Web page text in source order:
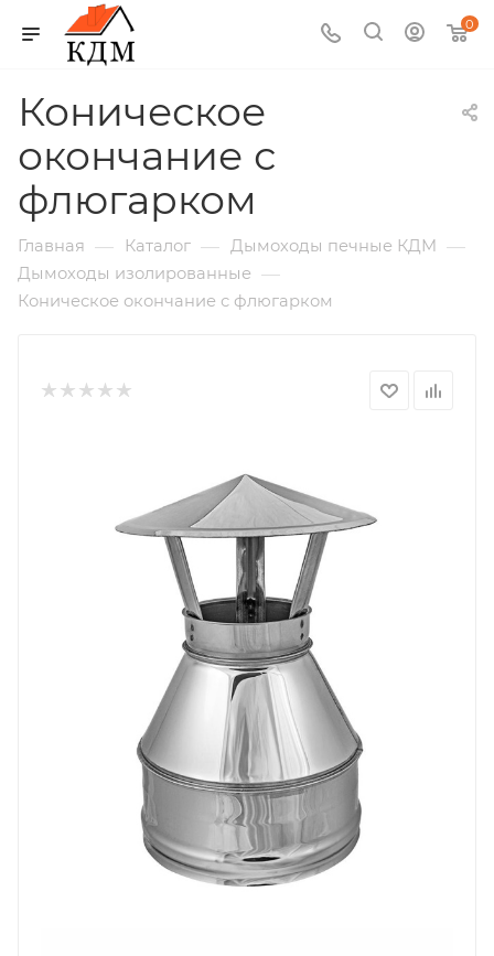
0
Коническое
окончание с
флюгарком
Главная — Каталог — Дымоходы печные КДМ —
Дымоходы изолированные —
Коническое окончание с флюгарком